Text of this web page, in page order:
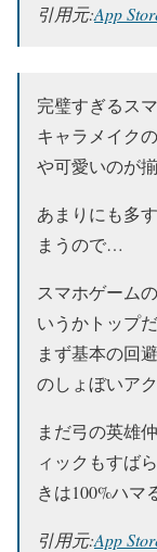
引用元:App
完璧すぎるス
キャラメイク
や可愛いのが
あまりにも多
まうので…
スマホゲーム
いうかトップだ
まず基本の回
のしょぼいア
まだ弓の英雄
ィックもすば
きは100%ハマ
引用元:App